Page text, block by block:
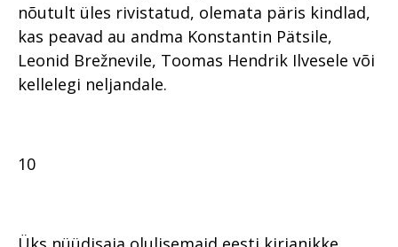
nõutult üles rivistatud, olemata päris kindlad,
kas peavad au andma Konstantin Pätsile,
Leonid Brežnevile, Toomas Hendrik Ilvesele või
kellelegi neljandale.
10